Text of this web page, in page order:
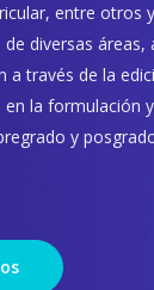
entre otros
diversas
a través de la
la formulación
y